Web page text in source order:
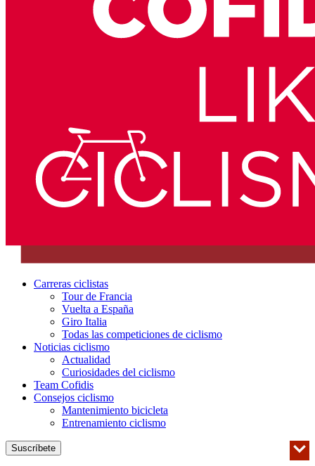
Carreras ciclistas
Tour de Francia
Vuelta a España
Giro Italia
Todas las competiciones de ciclismo
Noticias ciclismo
Actualidad
Curiosidades del ciclismo
Team Cofidis
Consejos ciclismo
Mantenimiento bicicleta
Entrenamiento ciclismo
Suscríbete